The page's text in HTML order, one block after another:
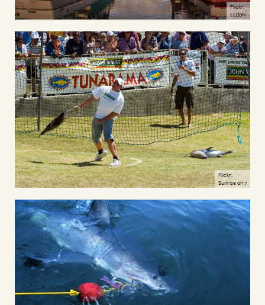
Flickr:
ccdoh1
Flickr:
Sunrise on 7